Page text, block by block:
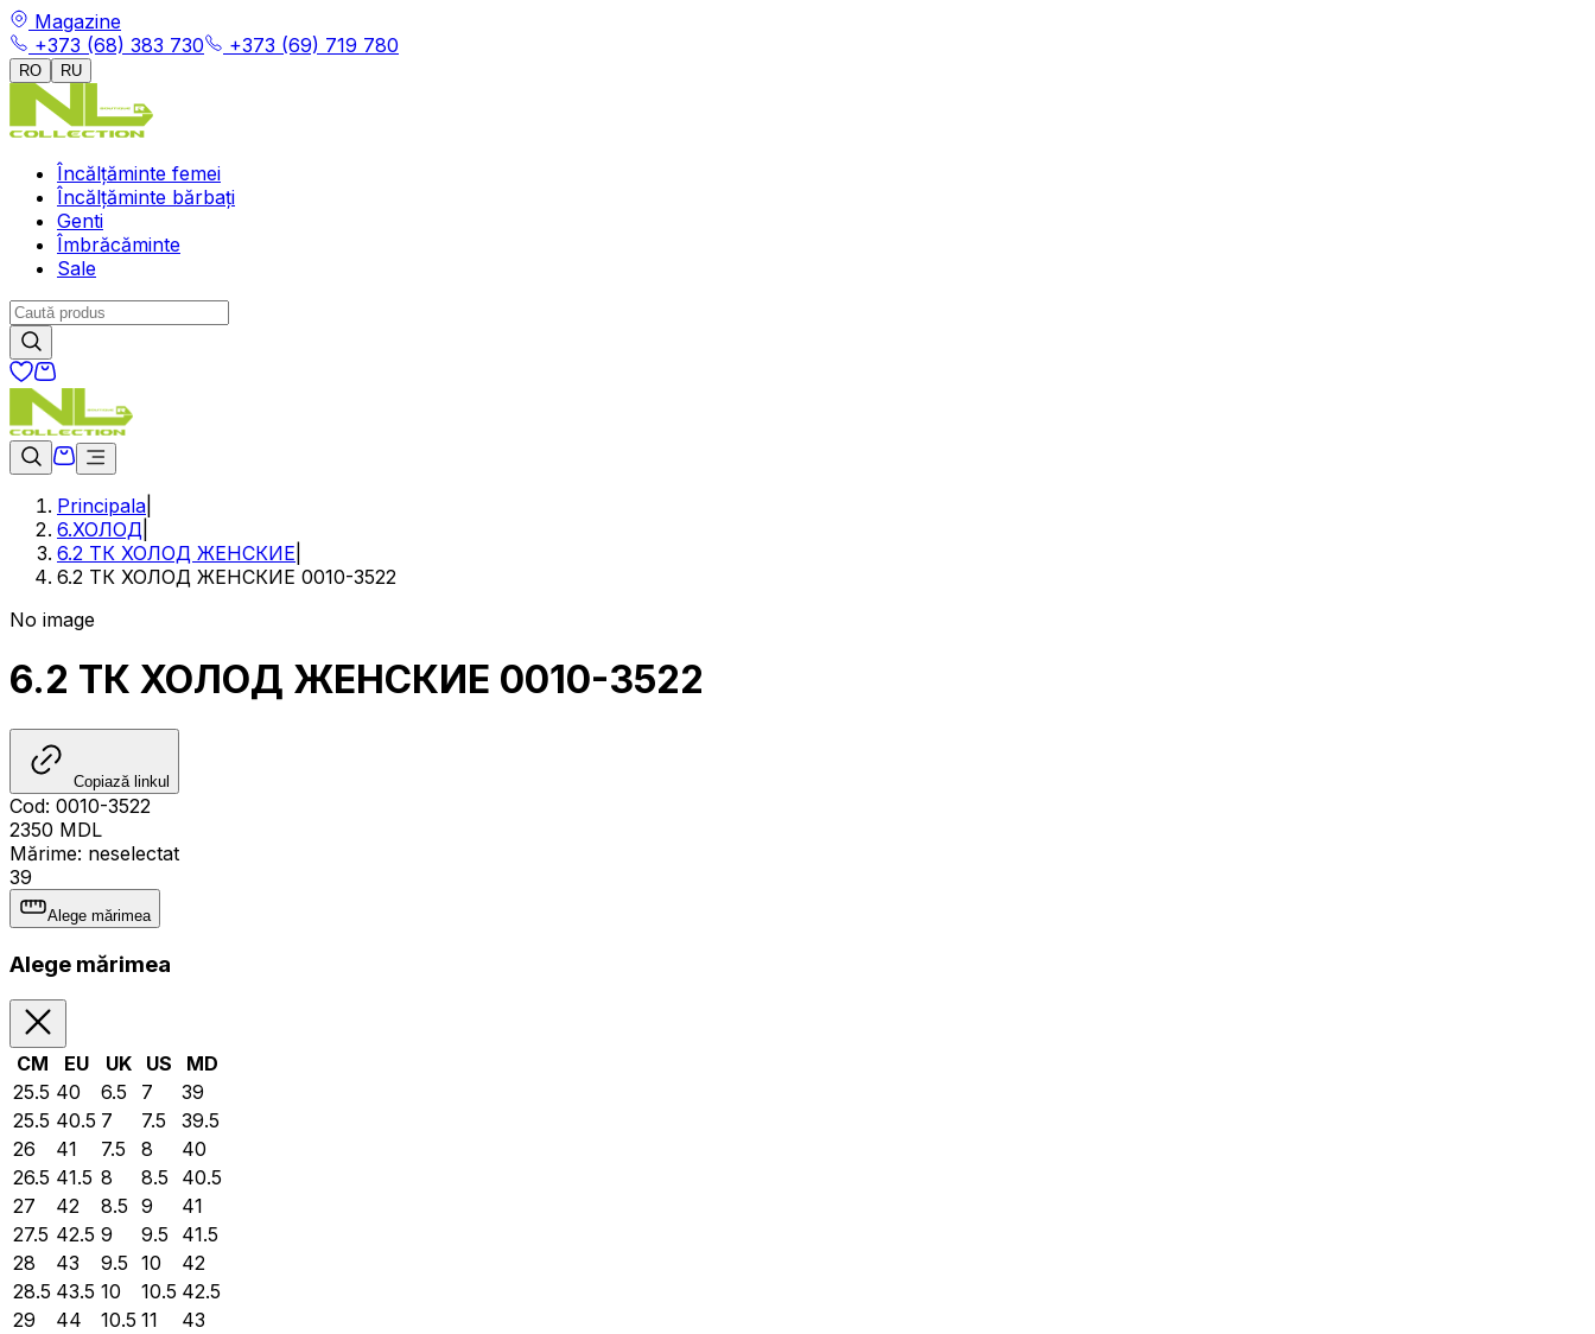
Magazine
+373 (68) 383 730
+373 (69) 719 780
RO RU
Încălțăminte femei
Încălțăminte bărbați
Genti
Îmbrăcăminte
Sale
Principala
6.ХОЛОД
6.2 ТК ХОЛОД ЖЕНСКИЕ
6.2 ТК ХОЛОД ЖЕНСКИЕ 0010-3522
No image
6.2 ТК ХОЛОД ЖЕНСКИЕ 0010-3522
Copiază linkul
Cod: 0010-3522
2350 MDL
Mărime: neselectat
39
Alege mărimea
Alege mărimea
CM EU UK US
MD
25.5 40 6.5 7
39
25.5 40.5 7 7.5
39.5
26
41 7.5 8
40
26.5 41.5 8 8.5
40.5
27
42 8.5 9
41
27.5 42.5 9 9.5
41.5
28
43 9.5 10
42
28.5 43.5 10 10.5 42.5
29
44 10.5 11
43